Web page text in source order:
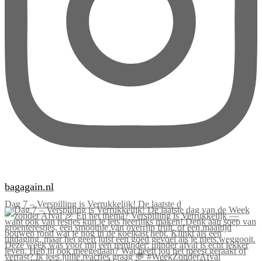
bagagain.nl
Dag 7 – Verspilling is Verrukkelijk! De laatste d